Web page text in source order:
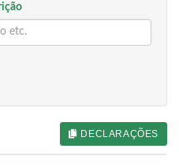
DECLARAÇÕES